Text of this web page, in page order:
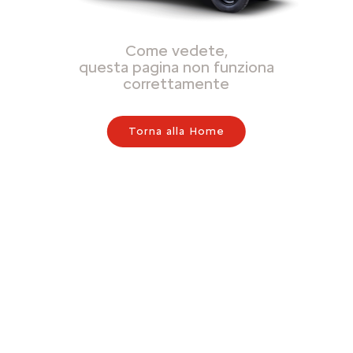
Come vedete,
questa pagina non funziona
correttamente
Torna alla Home